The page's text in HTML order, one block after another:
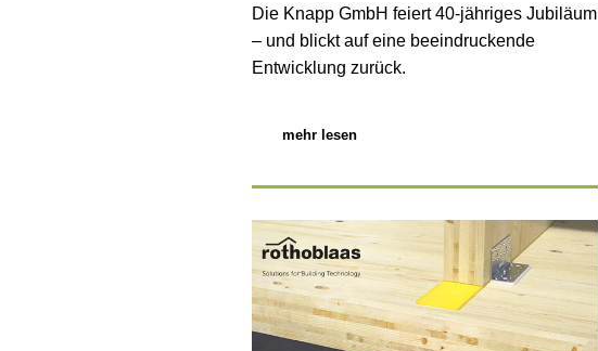
Die Knapp GmbH feiert 40-jähriges Jubiläum
– und blickt auf eine beeindruckende
Entwicklung zurück.
mehr lesen